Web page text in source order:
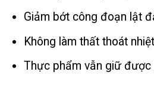
Giảm bớt công đoạn lật
Không làm thất thoát nhiệt
Thực phẩm vẫn giữ được